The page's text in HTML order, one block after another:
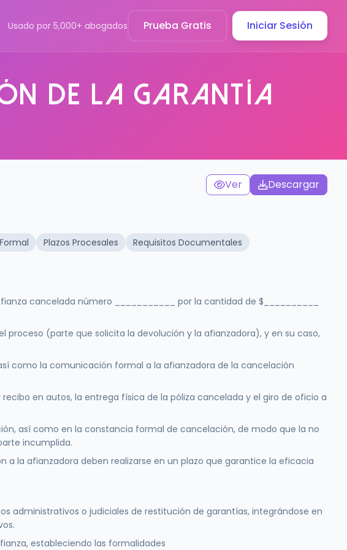
Usado por 5,000+ abogados Prueba Gratis Iniciar Sesión
de la garantía
Ver Descargar
Plazos Procesales
Requisitos Documentales
cancelada número ___________ por la cantidad de $__________
proceso (parte que solicita la devolución y la afianzadora), y en su caso,
como la comunicación formal a la afianzadora de la cancelación
en autos, la entrega física de la póliza cancelada y el giro de oficio a
así como en la constancia formal de cancelación, de modo que la no
incumplida.
la afianzadora deben realizarse en un plazo que garantice la eficacia
administrativos o judiciales de restitución de garantías, integrándose en
estableciendo las formalidades